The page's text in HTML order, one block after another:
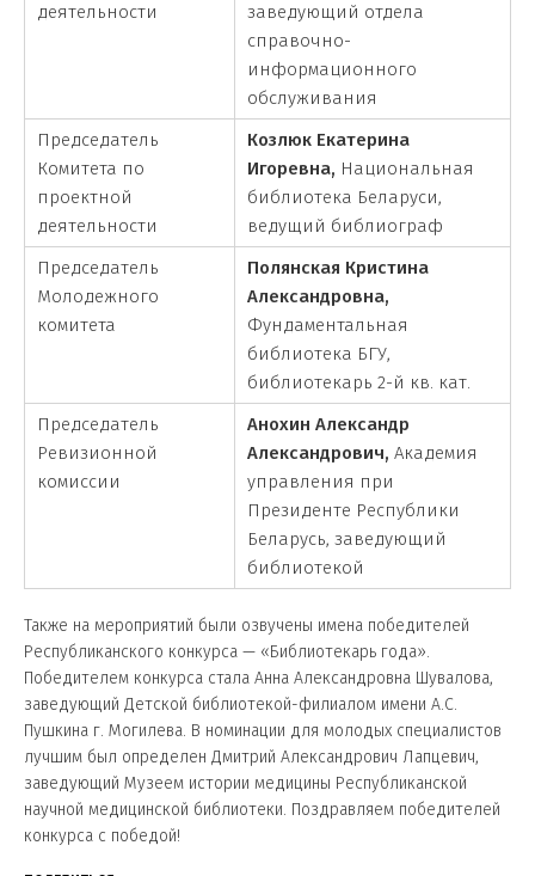
деятельности
заведующий отдела
справочно-
информационного
обслуживания
Председатель
Комитета по
проектной
деятельности
Козлюк Екатерина
Игоревна, Национальная
библиотека Беларуси,
ведущий библиограф
Председатель
Молодежного
комитета
Полянская Кристина
Александровна,
Фундаментальная
библиотека БГУ,
библиотекарь 2-й кв. кат.
Председатель
Ревизионной
комиссии
Анохин Александр
Александрович, Академия
управления при
Президенте Республики
Беларусь, заведующий
библиотекой
Также на мероприятий были озвучены имена победителей
Республиканского конкурса — «Библиотекарь года».
Победителем конкурса стала Анна Александровна Шувалова,
заведующий Детской библиотекой-филиалом имени А.С.
Пушкина г. Могилева. В номинации для молодых специалистов
лучшим был определен Дмитрий Александрович Лапцевич,
заведующий Музеем истории медицины Республиканской
научной медицинской библиотеки. Поздравляем победителей
конкурса с победой!